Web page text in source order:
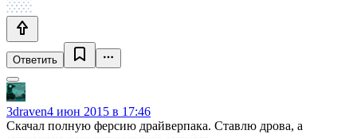
Ответить
3draven4 июн 2015 в 17:46
Скачал полную ферсию драйверпака. Ставлю дрова, а